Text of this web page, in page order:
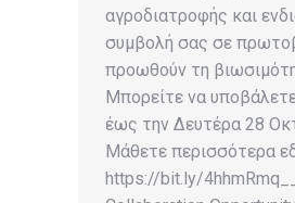
αγροδιατροφής και
συμβολή σας σε
προωθούν τη
Μπορείτε να
έως την Δευτέρα 28
Μάθετε περισσότερα
https://bit.ly/